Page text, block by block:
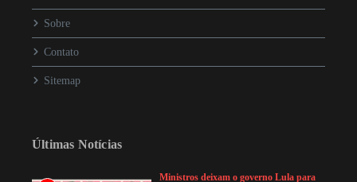
Sobre
Contato
Sitemap
Últimas Notícias
Ministros deixam o governo Lula para